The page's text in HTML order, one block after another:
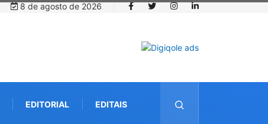
8 de agosto de 2026
EDITORIAL EDITAIS